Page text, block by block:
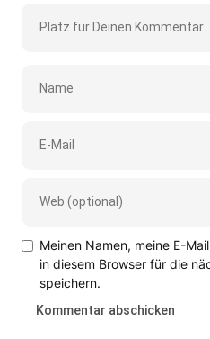
Meinen Namen, meine E-
in diesem Browser für die
speichern.